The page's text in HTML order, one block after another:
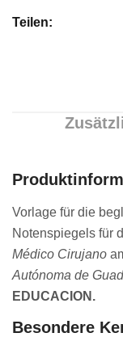
Teilen:
Vorlage für die
Notenspiegels für
Médico Cirujano
Autónoma de
EDUCACION.
Besondere